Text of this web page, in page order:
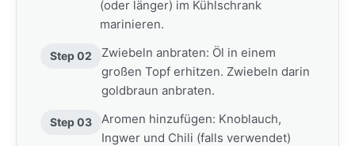
(oder länger) im Kühlschrank
marinieren.
Step 02
Zwiebeln anbraten: Öl in einem
großen Topf erhitzen. Zwiebeln darin
goldbraun anbraten.
Step 03
Aromen hinzufügen: Knoblauch,
Ingwer und Chili (falls verwendet)